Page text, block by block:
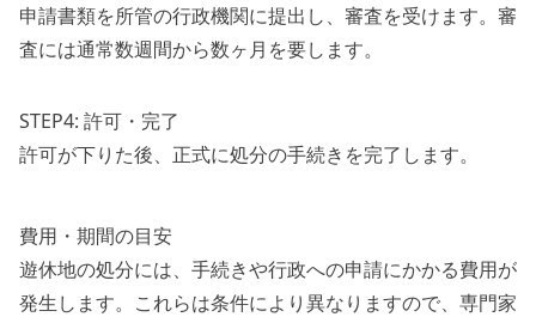
申請書類を所管の行政機関に提出し、審査を受けます。審
査には通常数週間から数ヶ月を要します。
STEP4: 許可・完了
許可が下りた後、正式に処分の手続きを完了します。
費用・期間の目安
遊休地の処分には、手続きや行政への申請にかかる費用が
発生します。これらは条件により異なりますので、専門家